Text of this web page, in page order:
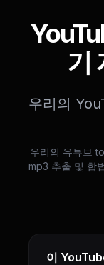
기
우리의
우리의 유튜브
mp3 추출 및 합
이